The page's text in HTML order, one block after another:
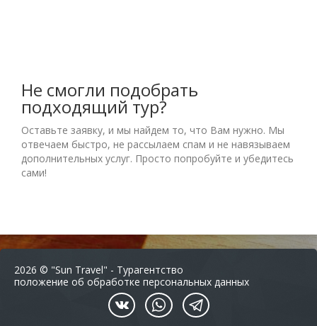
Не смогли подобрать
подходящий тур?
Оставьте заявку, и мы найдем то, что Вам нужно. Мы
отвечаем быстро, не рассылаем спам и не навязываем
дополнительных услуг. Просто попробуйте и убедитесь
сами!
2026 © "Sun Travel" - Турагентство
положение об обработке персональных данных